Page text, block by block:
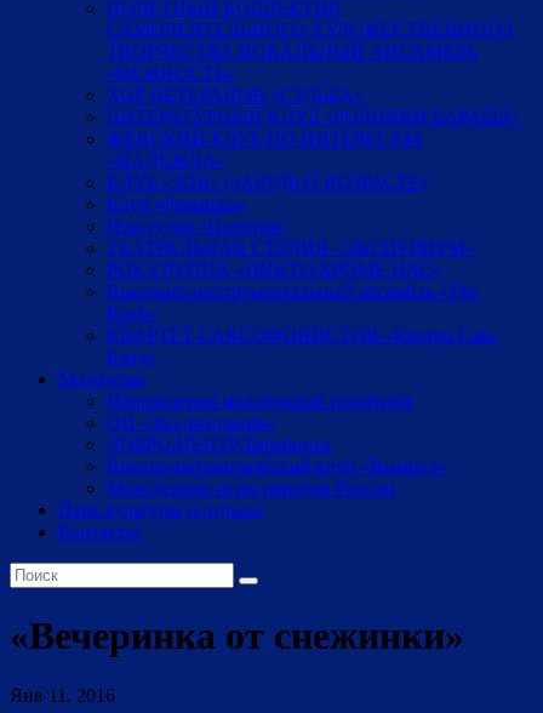
ПОЧЕТНЫЙ КОЛЛЕКТИВ
САМОДЕЯТЕЛЬНОГО ХУДОЖЕСТВЕННОГО
ТВОРЧЕСТВА ВОКАЛЬНЫЙ АНСАМБЛЬ
«НЕЖНОСТЬ»
ХОР ВЕТЕРАНОВ «СУДЬБА»
ЛИТЕРАТУРНЫЙ КЛУБ «РОДНИКИ БАРАБЫ»
ЖЕНСКИЙ КЛУБ ПО ИНТЕРЕСАМ
«НАДЕЖДА»
КЛУБ «ЗОВ» (ЗАБУДЬ О ВОЗРАСТЕ)
Клуб «Ромашка»
Изостудия «Палитра»
ТЕАТРАЛЬНАЯ СТУДИЯ «ЭКСПЕРИУМ»
РОК-ГРУППА «НИКТО КРОМЕ НАС»
Вокально-инструментальный ансамбль «The
Rock»
КВАРТЕТ САКСОФОНИСТОВ «Кватро Сакс
Бэнд»
Молодежь
Направления молодежной политики
ОП «Зал ожидания»
ДОБРО.ЦЕНТР/Барабинск
Военно-патриотический клуб «Вымпел»
Молодецкие игры народов России
Парк культуры и отдыха
Контакты
«Вечеринка от снежинки»
Янв 11, 2016